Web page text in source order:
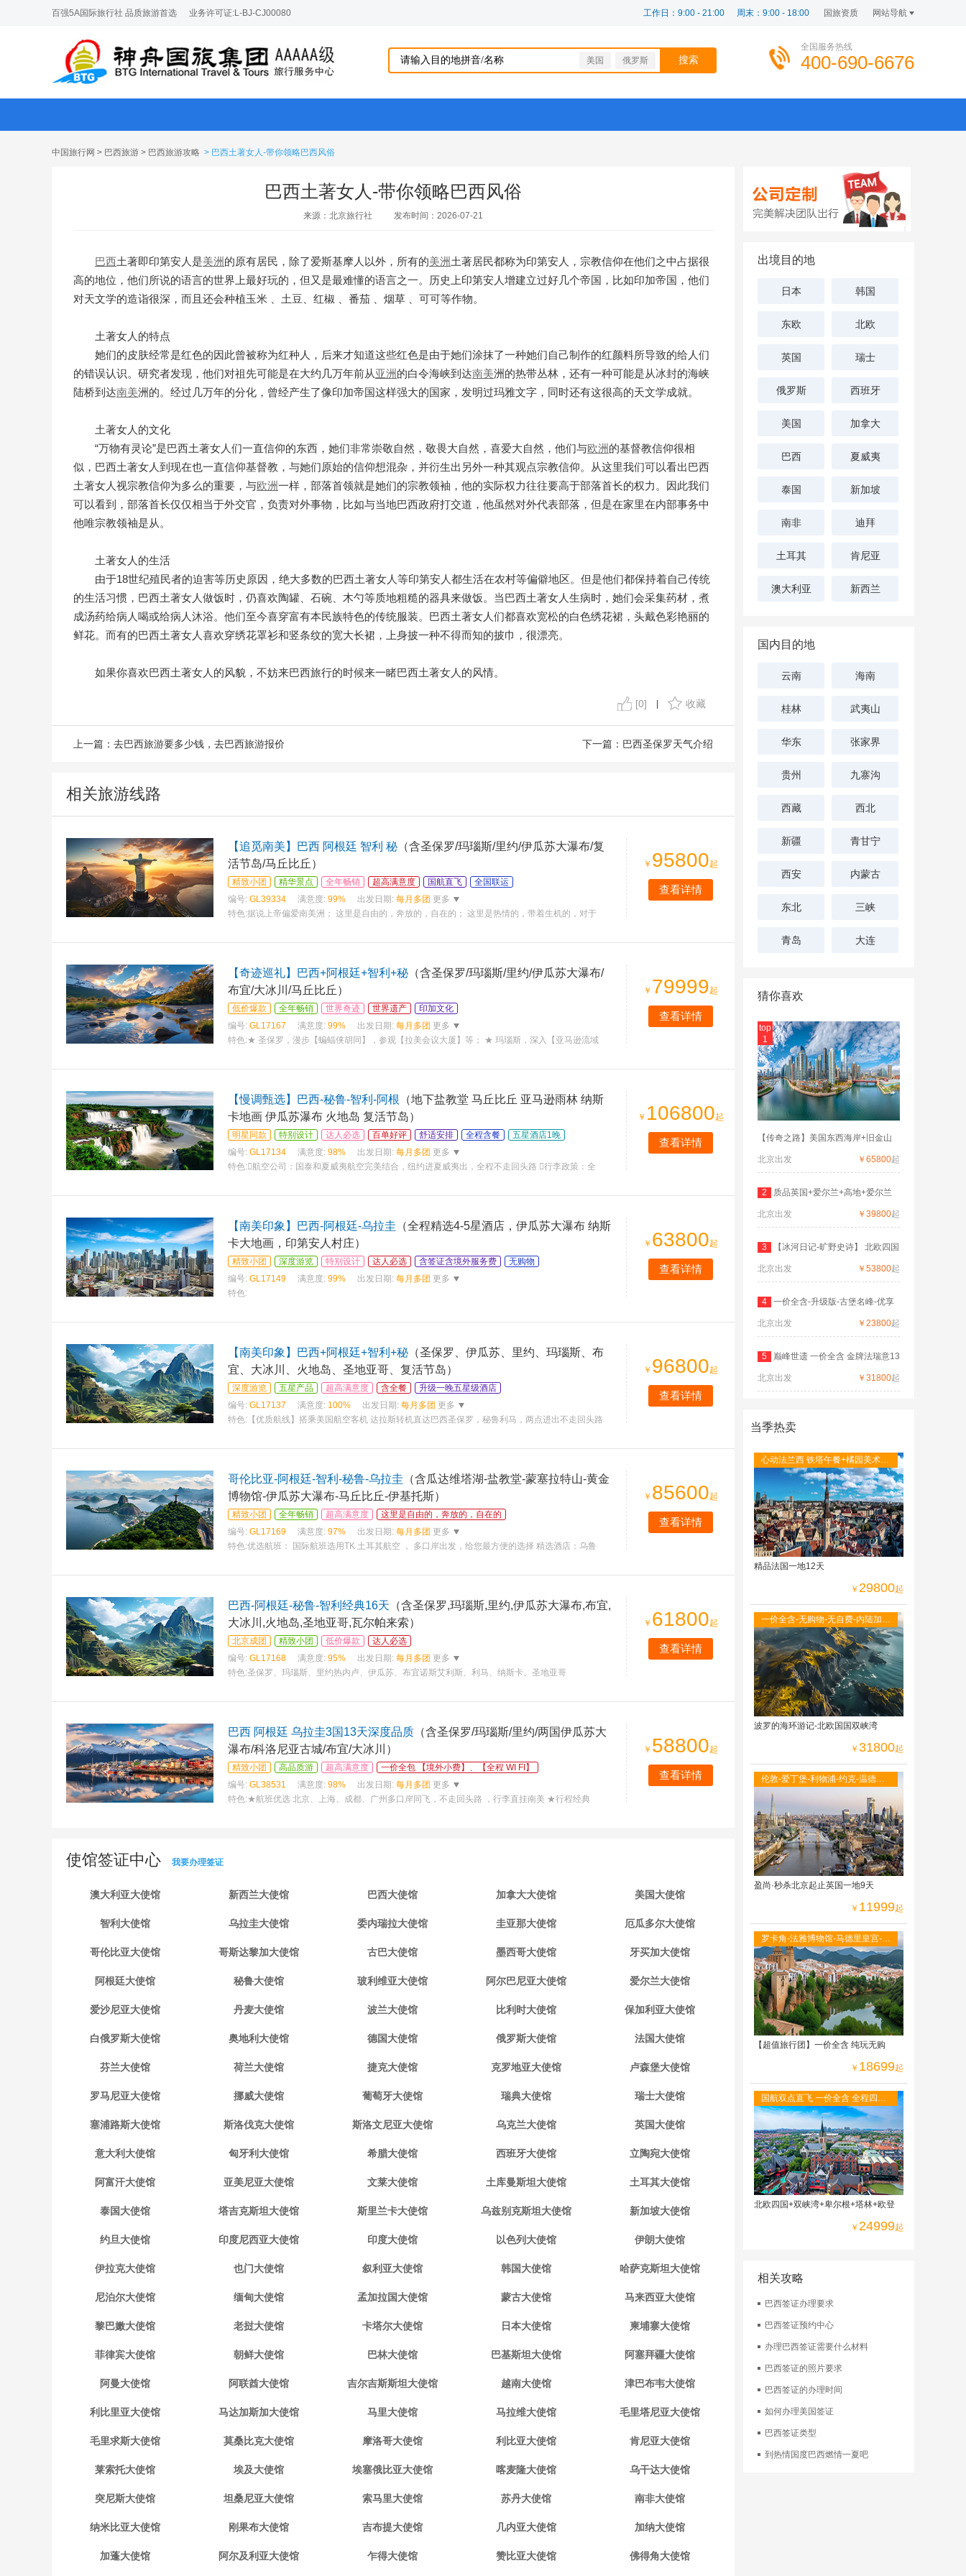
百强5A国际旅行社 品质旅游首选 业务许可证:L-BJ-CJ00080 网站导航
国旅资质
工作日：9:00 - 21:00 周末：9:00 - 18:00
美国 俄罗斯
全国服务热线
400-690-6676
中国旅行网 > 巴西旅游 > 巴西旅游攻略 > 巴西土著女人-带你领略巴西风俗
巴西土著女人-带你领略巴西风俗
来源：北京旅行社 发布时间：2026-07-21
巴西土著即印第安人是美洲 的原有居民，除了爱斯基摩人以外，所有的美洲 土著居民都称为印第安人，宗教信仰在他们之中占据很
高的地位，他们所说的语言的世界上最好玩的，但又是最难懂的语言之一。历史上印第安人增建立过好几个帝国，比如印加帝国，他们
对天文学的造诣很深，而且还会种植玉米 、土豆、红椒 、番茄 、烟草 、可可等作物。
土著女人的特点
她们的皮肤经常是红色的因此曾被称为红种人，后来才知道这些红色是由于她们涂抹了一种她们自己制作的红颜料所导致的给人们
的错误认识。研究者发现，他们对祖先可能是在大约几万年前从亚洲 的白令海峡到达南美洲的热带丛林，还有一种可能是从冰封的海峡
陆桥到达南美洲的。经过几万年的分化，曾经产生了像印加帝国这样强大的国家，发明过玛雅文字，同时还有这很高的天文学成就。
土著女人的文化
“万物有灵论”是巴西土著女人们一直信仰的东西，她们非常崇敬自然，敬畏大自然，喜爱大自然，他们与欧洲 的基督教信仰很相
似，巴西土著女人到现在也一直信仰基督教，与她们原始的信仰想混杂，并衍生出另外一种其观点宗教信仰。从这里我们可以看出巴西
土著女人视宗教信仰为多么的重要，与欧洲一样，部落首领就是她们的宗教领袖，他的实际权力往往要高于部落首长的权力。因此我们
可以看到，部落首长仅仅相当于外交官，负责对外事物，比如与当地巴西政府打交道，他虽然对外代表部落，但是在家里在内部事务中
他唯宗教领袖是从。
土著女人的生活
由于18世纪殖民者的迫害等历史原因，绝大多数的巴西土著女人等印第安人都生活在农村等偏僻地区。但是他们都保持着自己传统
的生活习惯，巴西土著女人做饭时，仍喜欢陶罐、石碗、木勺等质地粗糙的器具来做饭。当巴西土著女人生病时，她们会采集药材，煮
成汤药给病人喝或给病人沐浴。他们至今喜穿富有本民族特色的传统服装。巴西土著女人们都喜欢宽松的白色绣花裙，头戴色彩艳丽的
鲜花。而有的巴西土著女人喜欢穿绣花罩衫和竖条纹的宽大长裙，上身披一种不得而知的披巾，很漂亮。
如果你喜欢巴西土著女人的风貌，不妨来巴西旅行的时候来一睹巴西土著女人的风情。
[0] 收藏
上一篇： 去巴西旅游要多少钱，去巴西旅游报价 下一篇： 巴西圣保罗天气介绍
相关旅游线路
【追觅南美】巴西 阿根廷 智利 秘 （含圣保罗/玛瑙斯/里约/伊瓜苏大瀑布/复
活节岛/马丘比丘）
精致小团 精华景点 全年畅销 超高满意度 国航直飞
全国联运
编号: GL39334 满意度: 99% 出发日期: 每月多团 更多
特色:据说上帝偏爱南美洲； 这里是自由的，奔放的，自在的； 这里是热情的，带着生机的，对于
￥ 95800起
查看详情
【奇迹巡礼】巴西+阿根廷+智利+秘 （含圣保罗/玛瑙斯/里约/伊瓜苏大瀑布/
布宜/大冰川/马丘比丘）
低价爆款 全年畅销 世界奇迹 世界遗产
印加文化
编号: GL17167 满意度: 99% 出发日期: 每月多团 更多
特色:★ 圣保罗，漫步【蝙蝠侠胡同】，参观【拉美会议大厦】等； ★ 玛瑙斯，深入【亚马逊流域
￥ 79999起
查看详情
【慢调甄选】巴西-秘鲁-智利-阿根 （地下盐教堂 马丘比丘 亚马逊雨林 纳斯
卡地画 伊瓜苏瀑布 火地岛 复活节岛）
明星同款 特别设计 达人必选 百单好评 舒适安排 全程含餐
五星酒店1晚
编号: GL17134 满意度: 98% 出发日期: 每月多团 更多
特色: 航空公司：国泰和夏威夷航空完美结合，纽约进夏威夷出，全程不走回头路 行李政策：全
￥ 106800起
查看详情
【南美印象】巴西-阿根廷-乌拉圭 （全程精选4-5星酒店，伊瓜苏大瀑布 纳斯
卡大地画，印第安人村庄）
精致小团 深度游览 特别设计 达人必选 含签证含境外服务费
无购物
编号: GL17149 满意度: 99% 出发日期: 每月多团 更多
特色:
￥ 63800起
查看详情
【南美印象】巴西+阿根廷+智利+秘 （圣保罗、伊瓜苏、里约、玛瑙斯、布
宜、大冰川、火地岛、圣地亚哥、复活节岛）
深度游览 五星产品 超高满意度 含全餐
升级一晚五星级酒店
编号: GL17137 满意度: 100% 出发日期: 每月多团 更多
特色: 【优质航线】搭乘美国航空客机 达拉斯转机直达巴西圣保罗，秘鲁利马，两点进出不走回头路
￥ 96800起
查看详情
哥伦比亚-阿根廷-智利-秘鲁-乌拉圭 （含瓜达维塔湖-盐教堂-蒙塞拉特山-黄金
博物馆-伊瓜苏大瀑布-马丘比丘-伊基托斯）
精致小团 全年畅销 超高满意度
这里是自由的，奔放的，自在的
编号: GL17169 满意度: 97% 出发日期: 每月多团 更多
特色:优选航班： 国际航班选用TK 土耳其航空 ， 多口岸出发，给您最方便的选择 精选酒店：乌鲁
￥ 85600起
查看详情
巴西-阿根廷-秘鲁-智利经典16天 （含圣保罗,玛瑙斯,里约,伊瓜苏大瀑布,布宜,
大冰川,火地岛,圣地亚哥,瓦尔帕来索）
北京成团 精致小团 低价爆款
达人必选
编号: GL17168 满意度: 95% 出发日期: 每月多团 更多
特色:圣保罗、玛瑙斯、里约热内卢、伊瓜苏、布宜诺斯艾利斯、利马、纳斯卡、圣地亚哥
￥ 61800起
查看详情
巴西 阿根廷 乌拉圭3国13天深度品质 （含圣保罗/玛瑙斯/里约/两国伊瓜苏大
瀑布/科洛尼亚古城/布宜/大冰川）
精致小团 高品质游 超高满意度
一价全包 【境外小费】、【全程 WI FI】
编号: GL38531 满意度: 98% 出发日期: 每月多团 更多
特色:★航班优选 北京、上海、成都、广州多口岸同飞，不走回头路 ，行李直挂南美 ★行程经典
￥ 58800起
查看详情
使馆签证中心 我要办理签证
澳大利亚大使馆 新西兰大使馆 巴西大使馆 加拿大大使馆 美国大使馆
智利大使馆 乌拉圭大使馆 委内瑞拉大使馆 圭亚那大使馆 厄瓜多尔大使馆
哥伦比亚大使馆 哥斯达黎加大使馆 古巴大使馆 墨西哥大使馆 牙买加大使馆
阿根廷大使馆 秘鲁大使馆 玻利维亚大使馆 阿尔巴尼亚大使馆 爱尔兰大使馆
爱沙尼亚大使馆 丹麦大使馆 波兰大使馆 比利时大使馆 保加利亚大使馆
白俄罗斯大使馆 奥地利大使馆 德国大使馆 俄罗斯大使馆 法国大使馆
芬兰大使馆 荷兰大使馆 捷克大使馆 克罗地亚大使馆 卢森堡大使馆
罗马尼亚大使馆 挪威大使馆 葡萄牙大使馆 瑞典大使馆 瑞士大使馆
塞浦路斯大使馆 斯洛伐克大使馆 斯洛文尼亚大使馆 乌克兰大使馆 英国大使馆
意大利大使馆 匈牙利大使馆 希腊大使馆 西班牙大使馆 立陶宛大使馆
阿富汗大使馆 亚美尼亚大使馆 文莱大使馆 土库曼斯坦大使馆 土耳其大使馆
泰国大使馆 塔吉克斯坦大使馆 斯里兰卡大使馆 乌兹别克斯坦大使馆 新加坡大使馆
约旦大使馆 印度尼西亚大使馆 印度大使馆 以色列大使馆 伊朗大使馆
伊拉克大使馆 也门大使馆 叙利亚大使馆 韩国大使馆 哈萨克斯坦大使馆
尼泊尔大使馆 缅甸大使馆 孟加拉国大使馆 蒙古大使馆 马来西亚大使馆
黎巴嫩大使馆 老挝大使馆 卡塔尔大使馆 日本大使馆 柬埔寨大使馆
菲律宾大使馆 朝鲜大使馆 巴林大使馆 巴基斯坦大使馆 阿塞拜疆大使馆
阿曼大使馆 阿联酋大使馆 吉尔吉斯斯坦大使馆 越南大使馆 津巴布韦大使馆
利比里亚大使馆 马达加斯加大使馆 马里大使馆 马拉维大使馆 毛里塔尼亚大使馆
毛里求斯大使馆 莫桑比克大使馆 摩洛哥大使馆 利比亚大使馆 肯尼亚大使馆
莱索托大使馆 埃及大使馆 埃塞俄比亚大使馆 喀麦隆大使馆 乌干达大使馆
突尼斯大使馆 坦桑尼亚大使馆 索马里大使馆 苏丹大使馆 南非大使馆
纳米比亚大使馆 刚果布大使馆 吉布提大使馆 几内亚大使馆 加纳大使馆
加蓬大使馆 阿尔及利亚大使馆 乍得大使馆 赞比亚大使馆 佛得角大使馆
出境目的地
日本 韩国
东欧 北欧
英国 瑞士
俄罗斯 西班牙
美国 加拿大
巴西 夏威夷
泰国 新加坡
南非 迪拜
土耳其 肯尼亚
澳大利亚 新西兰
国内目的地
云南 海南
桂林 武夷山
华东 张家界
贵州 九寨沟
西藏 西北
新疆 青甘宁
西安 内蒙古
东北 三峡
青岛 大连
猜你喜欢
top
1
【传奇之路】美国东西海岸+旧金山
北京出发 ￥65800起
2 质品英国+爱尔兰+高地+爱尔兰
深度
北京出发 ￥39800起
3 【冰河日记-旷野史诗】 北欧四国
双
北京出发 ￥53800起
4 一价全含-升级版-古堡名峰-优享
德
北京出发 ￥23800起
5 巅峰世遗 一价全含 金牌法瑞意13
日
北京出发 ￥31800起
当季热卖
心动法兰西 铁塔午餐+橘园美术馆
+圣米歇尔山+图卢茨航空馆+卡尔
卡松城堡
精品法国一地12天
￥ 29800起
一价全含-无购物-无自费-内陆加飞
不走回头路-双点进出-峡湾游船-观
光小火车
波罗的海环游记-北欧国国双峡湾
￥ 31800起
伦敦-爱丁堡-利物浦-约克-温德米
尔湖区-牛津大学-莎士比亚故居-伦
敦自由活动
盈尚·秒杀北京起止英国一地9天
￥ 11999起
罗卡角-法雅博物馆-马德里皇宫-阿
尔罕布拉宫-古城托莱多-全程当地
四星级酒店
【超值旅行团】一价全含 纯玩无购
￥ 18699起
国航双点直飞 一价全含 全程四星
酒店 免费WIFI 二人游轮内舱 六菜
一汤
北欧四国+双峡湾+卑尔根+塔林+欧登
￥ 24999起
相关攻略
巴西签证办理要求
巴西签证预约中心
办理巴西签证需要什么材料
巴西签证的照片要求
巴西签证的办理时间
如何办理美国签证
巴西签证类型
到热情国度巴西燃情一夏吧